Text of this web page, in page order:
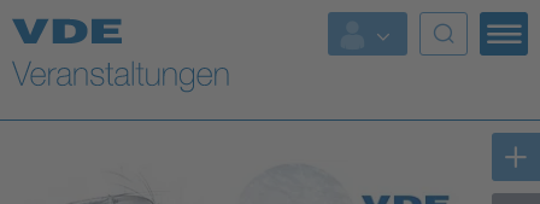
Top Themen
Fokusthemen
Energy